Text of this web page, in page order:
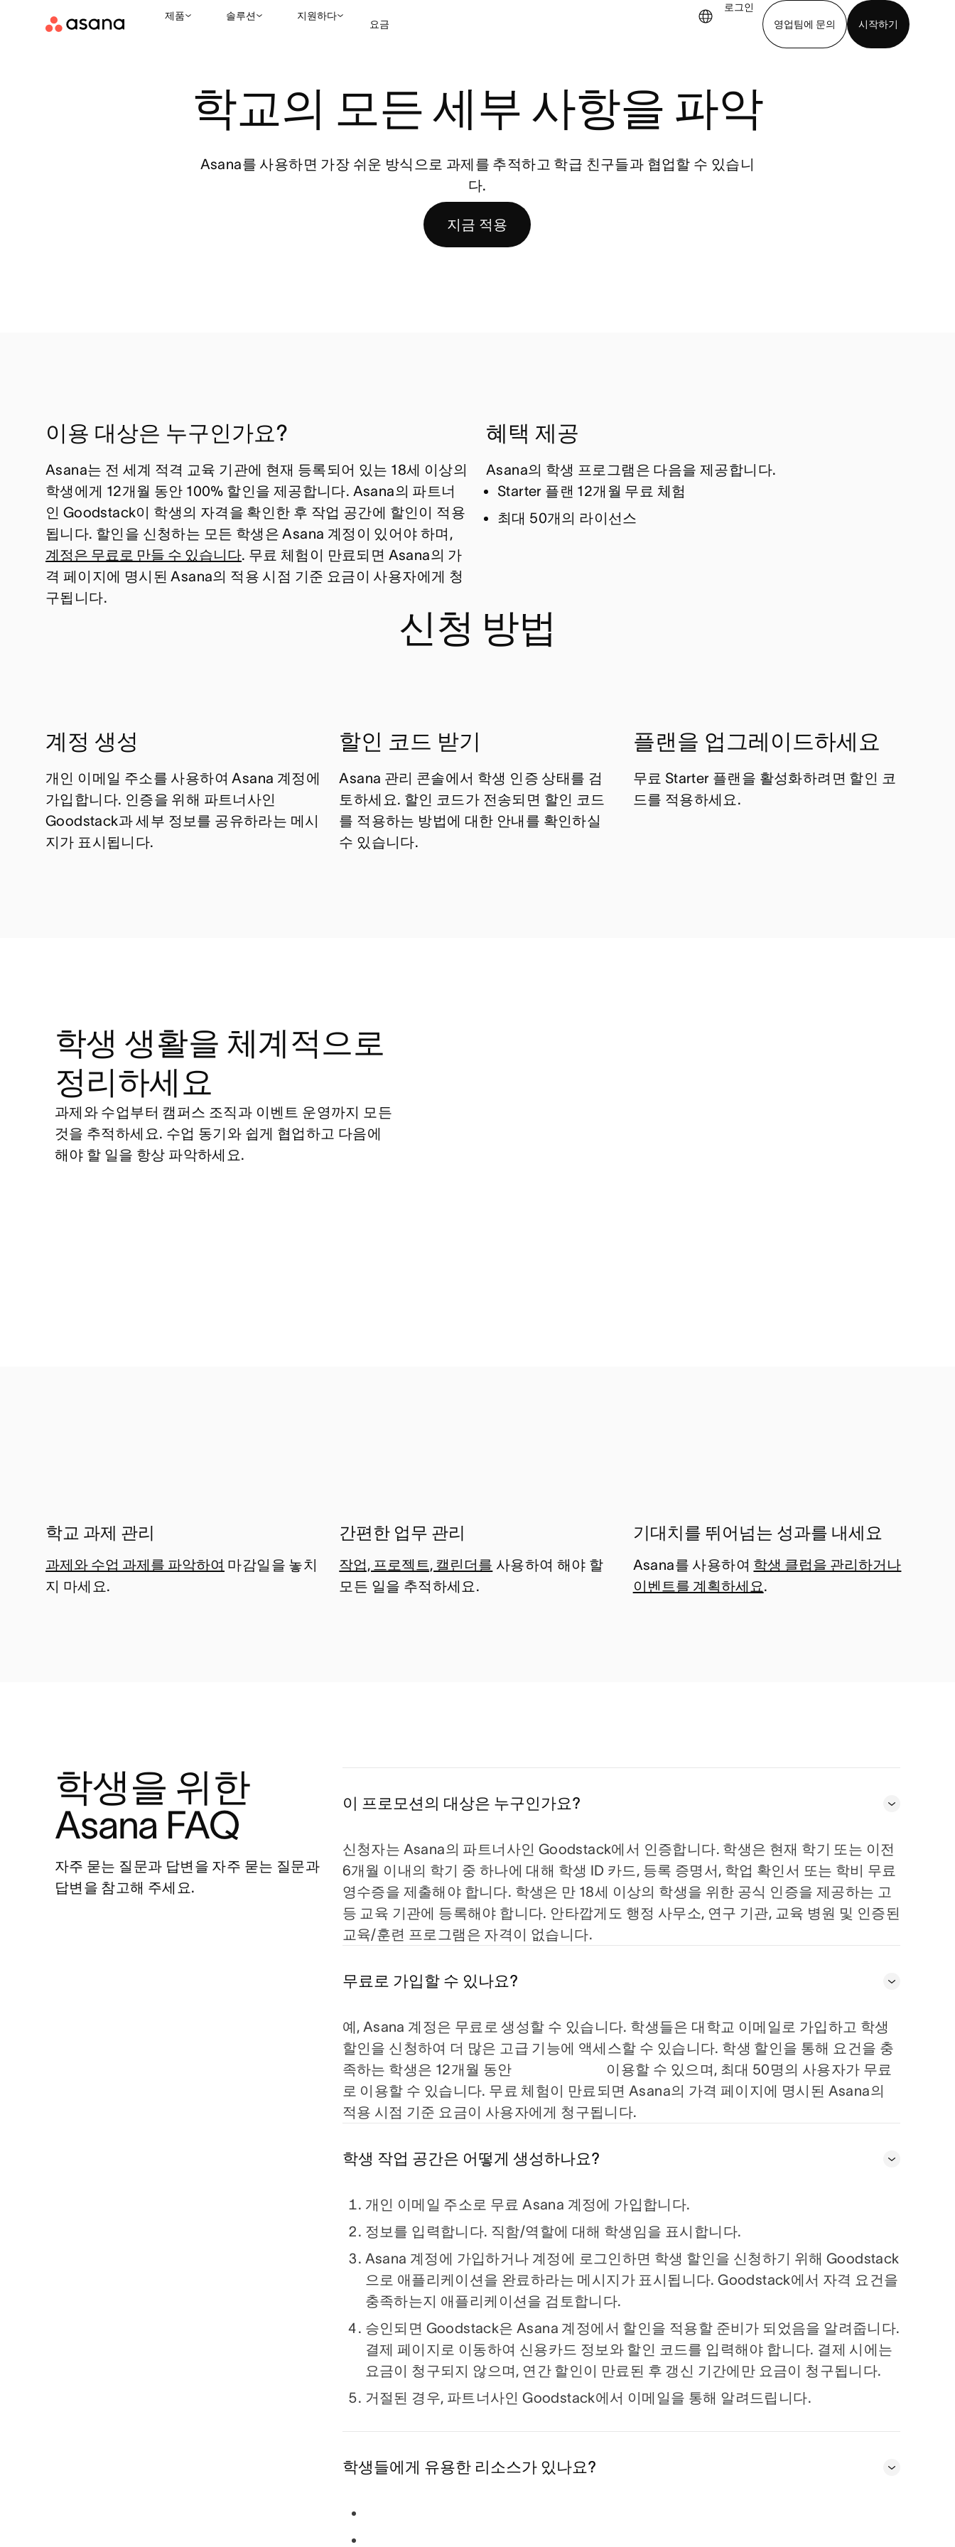
제품 솔루션 지원하다
요금
로그인
영업팀에 문의
시작하기
학교의 모든 세부 사항을 파악
Asana를 사용하면 가장 쉬운 방식으로 과제를 추적하고 학급 친구들과 협업할 수 있습니
다.
지금 적용
이용 대상은 누구인가요?
Asana는 전 세계 적격 교육 기관에 현재 등록되어 있는 18세 이상의
학생에게 12개월 동안 100% 할인을 제공합니다. Asana의 파트너
인 Goodstack이 학생의 자격을 확인한 후 작업 공간에 할인이 적용
됩니다. 할인을 신청하는 모든 학생은 Asana 계정이 있어야 하며,
계정은 무료로 만들 수 있습니다. 무료 체험이 만료되면 Asana의 가
격 페이지에 명시된 Asana의 적용 시점 기준 요금이 사용자에게 청
구됩니다.
혜택 제공
Asana의 학생 프로그램은 다음을 제공합니다.
Starter 플랜 12개월 무료 체험
최대 50개의 라이선스
신청 방법
계정 생성
개인 이메일 주소를 사용하여 Asana 계정에
가입합니다. 인증을 위해 파트너사인
Goodstack과 세부 정보를 공유하라는 메시
지가 표시됩니다.
할인 코드 받기
Asana 관리 콘솔에서 학생 인증 상태를 검
토하세요. 할인 코드가 전송되면 할인 코드
를 적용하는 방법에 대한 안내를 확인하실
수 있습니다.
플랜을 업그레이드하세요
무료 Starter 플랜을 활성화하려면 할인 코
드를 적용하세요.
학생 생활을 체계적으로
정리하세요
과제와 수업부터 캠퍼스 조직과 이벤트 운영까지 모든
것을 추적하세요. 수업 동기와 쉽게 협업하고 다음에
해야 할 일을 항상 파악하세요.
학교 과제 관리
과제와 수업 과제를 파악하여 마감일을 놓치
지 마세요.
간편한 업무 관리
작업, 프로젝트, 캘린더를 사용하여 해야 할
모든 일을 추적하세요.
기대치를 뛰어넘는 성과를 내세요
Asana를 사용하여 학생 클럽을 관리하거나
이벤트를 계획하세요.
학생을 위한
Asana FAQ
자주 묻는 질문과 답변을 자주 묻는 질문과
답변을 참고해 주세요.
이 프로모션의 대상은 누구인가요?
신청자는 Asana의 파트너사인 Goodstack에서 인증합니다. 학생은 현재 학기 또는 이전
6개월 이내의 학기 중 하나에 대해 학생 ID 카드, 등록 증명서, 학업 확인서 또는 학비 무료
영수증을 제출해야 합니다. 학생은 만 18세 이상의 학생을 위한 공식 인증을 제공하는 고
등 교육 기관에 등록해야 합니다. 안타깝게도 행정 사무소, 연구 기관, 교육 병원 및 인증된
교육/훈련 프로그램은 자격이 없습니다.
무료로 가입할 수 있나요?
예, Asana 계정은 무료로 생성할 수 있습니다. 학생들은 대학교 이메일로 가입하고 학생
할인을 신청하여 더 많은 고급 기능에 액세스할 수 있습니다. 학생 할인을 통해 요건을 충
족하는 학생은 12개월 동안
이용할 수 있으며, 최대 50명의 사용자가 무료
로 이용할 수 있습니다. 무료 체험이 만료되면 Asana의 가격 페이지에 명시된 Asana의
적용 시점 기준 요금이 사용자에게 청구됩니다.
학생 작업 공간은 어떻게 생성하나요?
개인 이메일 주소로 무료 Asana 계정에 가입합니다.
정보를 입력합니다. 직함/역할에 대해 학생임을 표시합니다.
Asana 계정에 가입하거나 계정에 로그인하면 학생 할인을 신청하기 위해 Goodstack
으로 애플리케이션을 완료하라는 메시지가 표시됩니다. Goodstack에서 자격 요건을
충족하는지 애플리케이션을 검토합니다.
승인되면 Goodstack은 Asana 계정에서 할인을 적용할 준비가 되었음을 알려줍니다.
결제 페이지로 이동하여 신용카드 정보와 할인 코드를 입력해야 합니다. 결제 시에는
요금이 청구되지 않으며, 연간 할인이 만료된 후 갱신 기간에만 요금이 청구됩니다.
거절된 경우, 파트너사인 Goodstack에서 이메일을 통해 알려드립니다.
학생들에게 유용한 리소스가 있나요?